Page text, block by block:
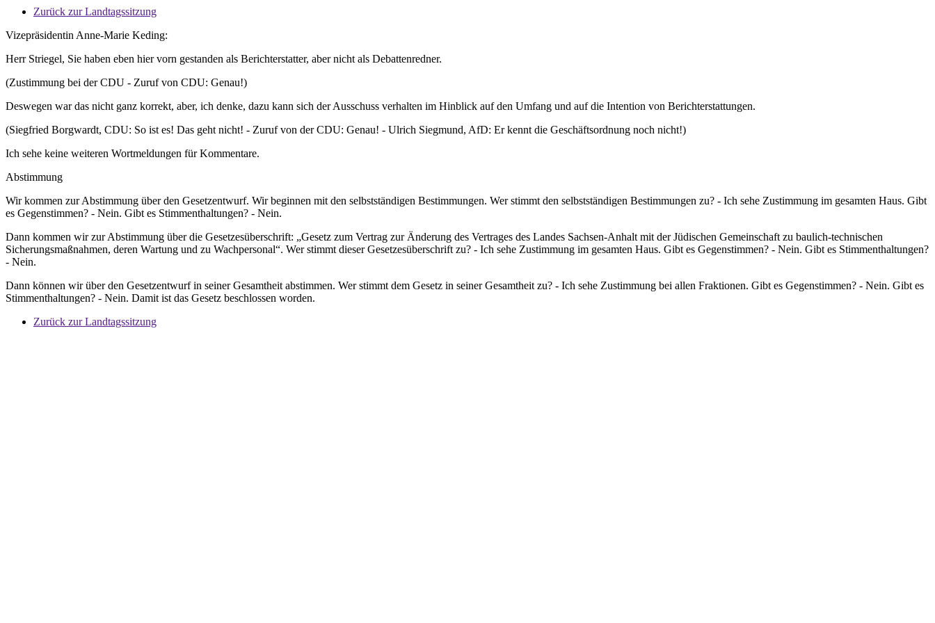
Zurück zur Landtagssitzung
Vizepräsidentin Anne-Marie Keding:
Herr Striegel, Sie haben eben hier vorn gestanden als Berichterstatter, aber nicht als Debattenredner.
(Zustimmung bei der CDU - Zuruf von CDU: Genau!)
Deswegen war das nicht ganz korrekt, aber, ich denke, dazu kann sich der Ausschuss verhalten im Hinblick auf den Umfang und auf die Intention von Berichterstattungen.
(Siegfried Borgwardt, CDU: So ist es! Das geht nicht! - Zuruf von der CDU: Genau! - Ulrich Siegmund, AfD: Er kennt die Geschäftsordnung noch nicht!)
Ich sehe keine weiteren Wortmeldungen für Kommentare.
Abstimmung
Wir kommen zur Abstimmung über den Gesetzentwurf. Wir beginnen mit den selbstständigen Bestimmungen. Wer stimmt den selbstständigen Bestimmungen zu? - Ich sehe Zustimmung im gesamten Haus. Gibt
es Gegenstimmen? - Nein. Gibt es Stimmenthaltungen? - Nein.
Dann kommen wir zur Abstimmung über die Gesetzesüberschrift: „Gesetz zum Vertrag zur Änderung des Vertrages des Landes Sachsen-Anhalt mit der Jüdischen Gemeinschaft zu baulich-technischen
Sicherungsmaßnahmen, deren Wartung und zu Wachpersonal“. Wer stimmt dieser Gesetzesüberschrift zu? - Ich sehe Zustimmung im gesamten Haus. Gibt es Gegenstimmen? - Nein. Gibt es Stimmenthaltungen?
- Nein.
Dann können wir über den Gesetzentwurf in seiner Gesamtheit abstimmen. Wer stimmt dem Gesetz in seiner Gesamtheit zu? - Ich sehe Zustimmung bei allen Fraktionen. Gibt es Gegenstimmen? - Nein. Gibt es
Stimmenthaltungen? - Nein. Damit ist das Gesetz beschlossen worden.
Zurück zur Landtagssitzung